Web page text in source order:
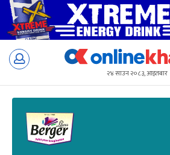
Skip
२४ साउन २०८३, आइतबार